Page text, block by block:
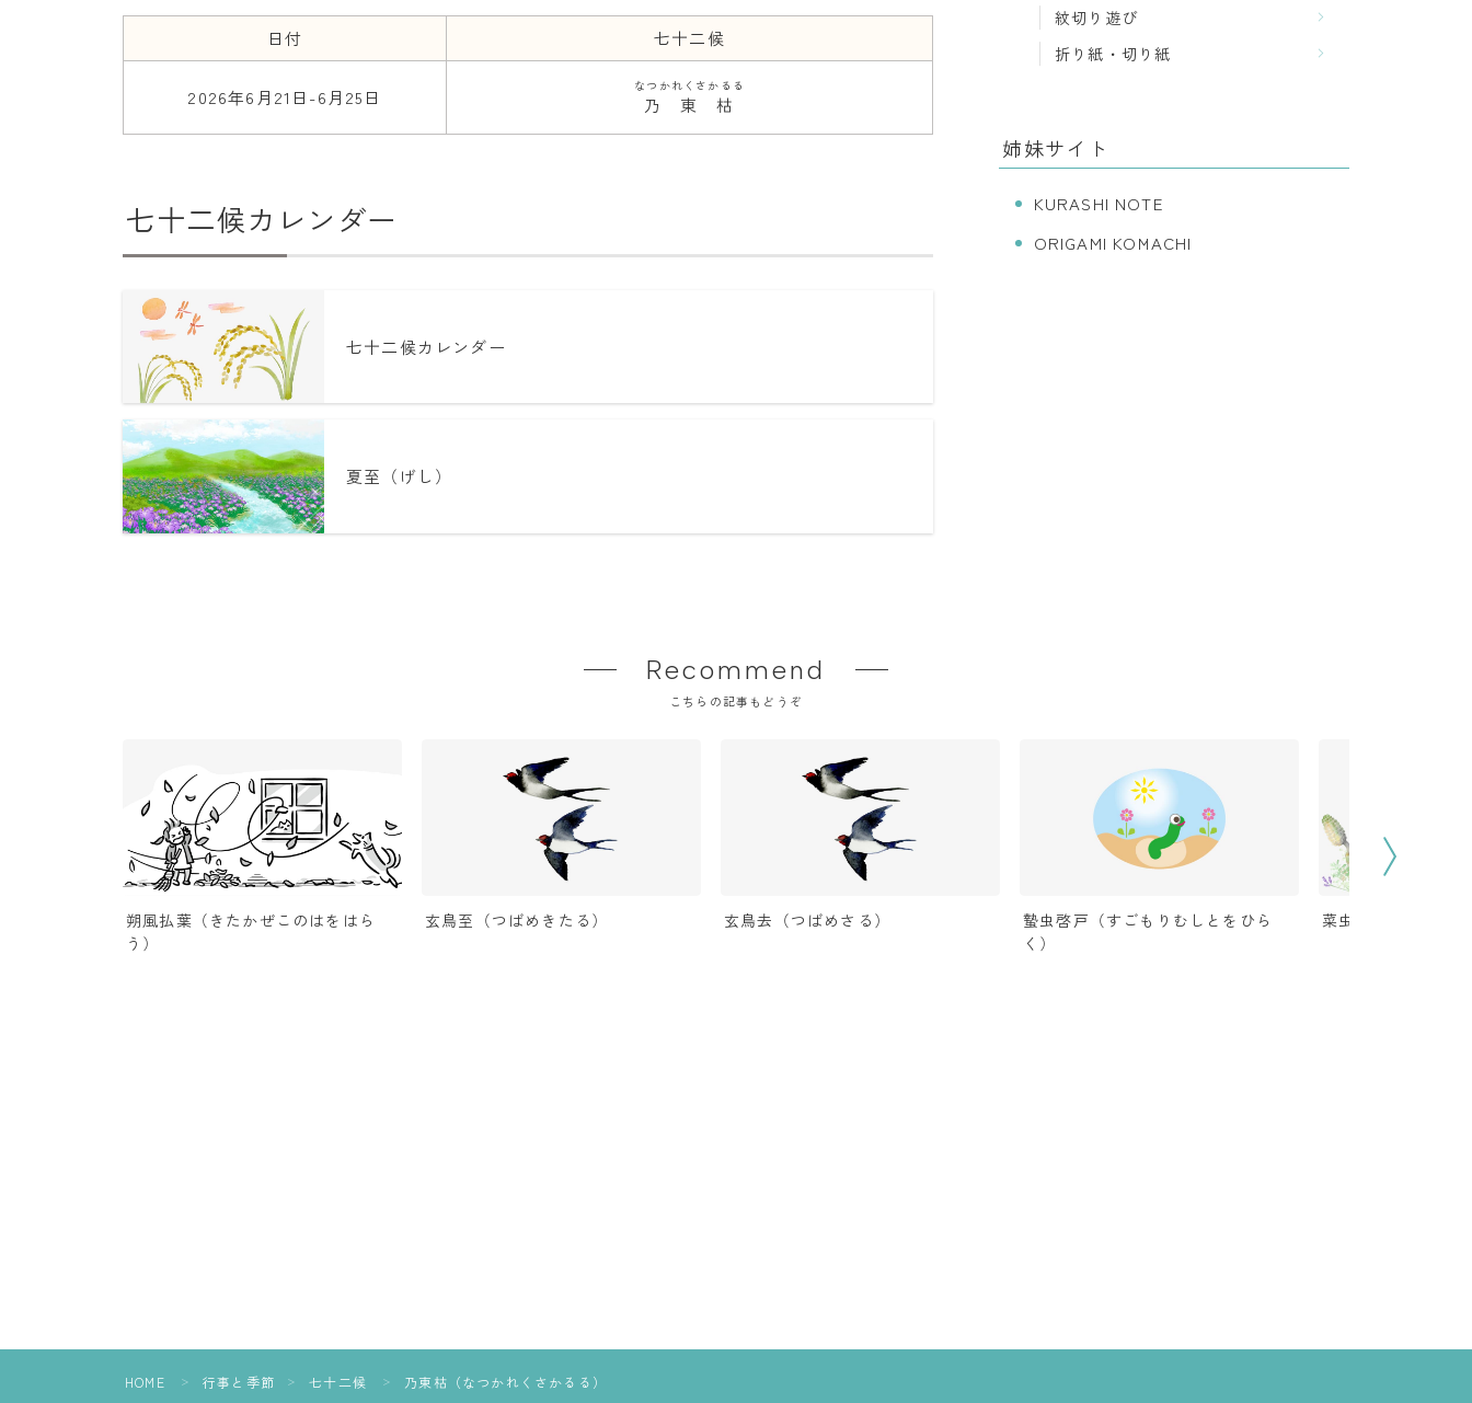
日付 七十二候
2026年6月21日-6月25日 乃東枯
なつかれくさかるる
七十二候カレンダー
七十二候カレンダー
夏至（げし）
紋切り遊び
折り紙・切り紙
姉妹サイト
KURASHI NOTE
ORIGAMI KOMACHI
Recommend
こちらの記事もどうぞ
朔風払葉（きたかぜこのはをはら
う）
玄鳥至（つばめきたる） 玄鳥去（つばめさる）
蟄虫啓戸（すごもりむしとをひら
く）
菜虫化蝶（なむし
HOME ＞ 行事と季節 ＞ 七十二候 ＞ 乃東枯（なつかれくさかるる）